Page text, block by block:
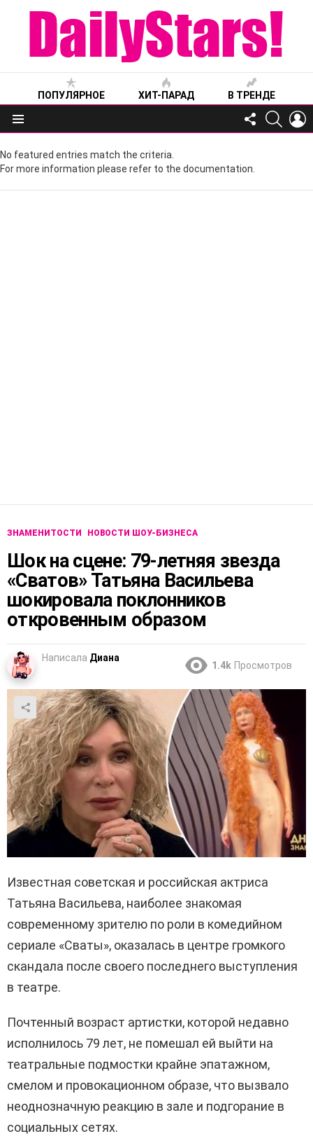
ПОПУЛЯРНОЕ ХИТ-ПАРАД В ТРЕНДЕ
Меню
FOLLOW
US
No featured entries match the criteria.
For more information please refer to the documentation.
ЗНАМЕНИТОСТИ НОВОСТИ ШОУ-БИЗНЕСА
Шок на сцене: 79-летняя звезда
«Сватов» Татьяна Васильева
шокировала поклонников
откровенным образом
Написала Диана
1.4k Просмотров
Известная советская и российская актриса
Татьяна Васильева, наиболее знакомая
современному зрителю по роли в комедийном
сериале «Сваты», оказалась в центре громкого
скандала после своего последнего выступления
в театре.
Почтенный возраст артистки, которой недавно
исполнилось 79 лет, не помешал ей выйти на
театральные подмостки крайне эпатажном,
смелом и провокационном образе, что вызвало
неоднозначную реакцию в зале и подгорание в
социальных сетях.